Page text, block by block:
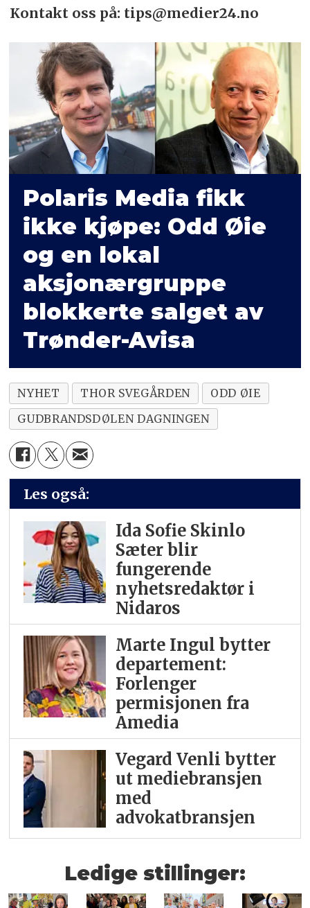
Kontakt oss på: tips@medier24.no
Polaris Media fikk
ikke kjøpe: Odd Øie
og en lokal
aksjonærgruppe
blokkerte salget av
Trønder-Avisa
NYHET THOR SVEGÅRDEN
ODD ØIE
GUDBRANDSDØLEN DAGNINGEN
Les også:
Ida Sofie Skinlo
Sæter blir
fungerende
nyhetsredaktør i
Nidaros
Marte Ingul bytter
departement:
Forlenger
permisjonen fra
Amedia
Vegard Venli bytter
ut mediebransjen
med
advokatbransjen
Ledige stillinger: